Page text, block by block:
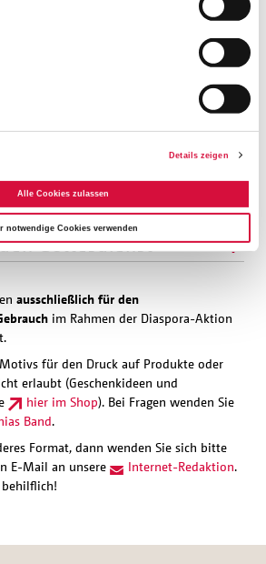
Details zeigen
Alle Cookies zulassen
notwendige Cookies verwenden
WIR!
Leitwort
Gottesdienst
ausschließlich für den
im Rahmen der Diaspora-Aktion
für den Druck auf Produkte oder
erlaubt (Geschenkideen und
hier im Shop). Bei Fragen wenden Sie
Band.
Format, dann wenden Sie sich bitte
E-Mail an unsere
Internet-Redaktion.